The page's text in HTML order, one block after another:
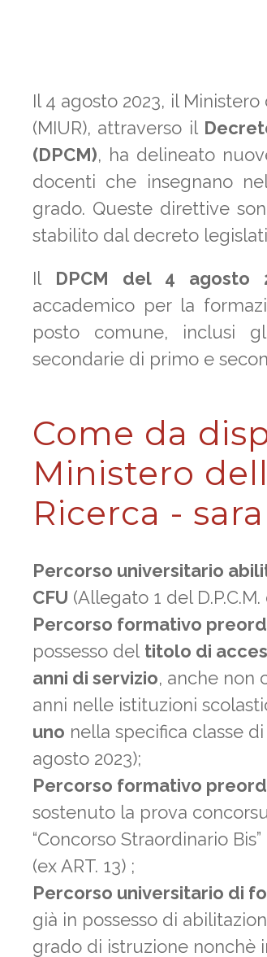
Il 4 agosto 2023, il
(MIUR), attraverso il
(DPCM), ha delineato
docenti che insegnano
grado. Queste direttive
stabilito dal decreto
Il DPCM del 4 agosto
accademico per la
posto comune, inclusi
secondarie di primo e
Come da
Ministero
Ricerca -
Percorso universitario
CFU (Allegato 1 del
Percorso formativo
possesso del titolo di
anni di servizio, anche non
anni nelle istituzioni
uno nella specifica classe
agosto 2023);
Percorso formativo
sostenuto la prova
“Concorso Straordinario
(ex ART. 13) ;
Percorso universitario di
già in possesso di
grado di istruzione nonchè